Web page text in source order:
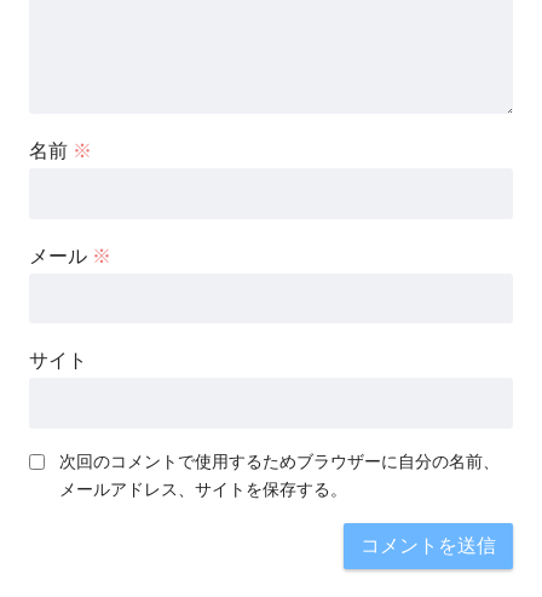
名前 ※
メール ※
サイト
次回のコメントで使用するためブラウザーに自分の名前、
メールアドレス、サイトを保存する。